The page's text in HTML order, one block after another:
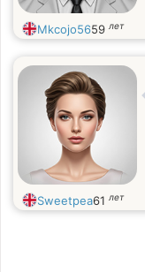
Mkcojo5659 лет
Sweetpea61 лет